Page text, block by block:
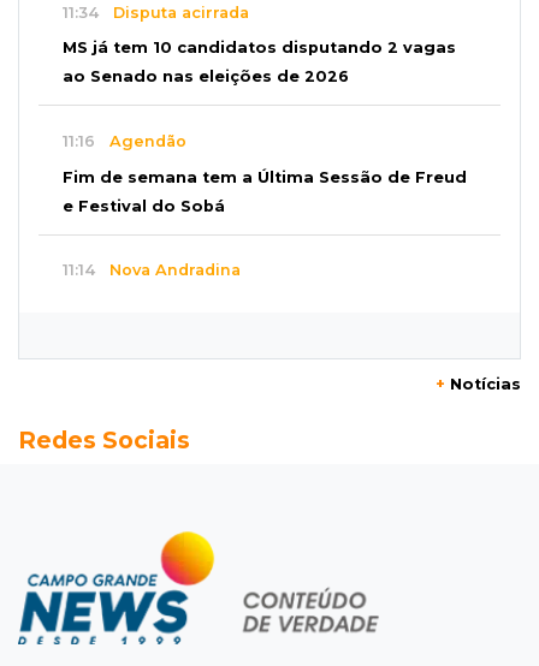
11:34 Disputa acirrada
MS já tem 10 candidatos disputando 2 vagas
ao Senado nas eleições de 2026
11:16 Agendão
Fim de semana tem a Última Sessão de Freud
e Festival do Sobá
11:14 Nova Andradina
Motociclista é 2ª morte do dia no trânsito da
Polícia investiga
Bebê some após mãe adolescente ir à casa de
mulher que conheceu na internet
+ Notícias
Redes Sociais